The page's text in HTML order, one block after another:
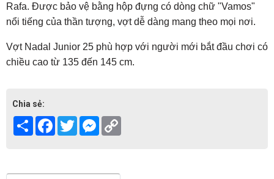
Rafa. Được bảo vệ bằng hộp đựng có dòng chữ "Vamos"
nổi tiếng của thần tượng, vợt dễ dàng mang theo mọi nơi.
Vợt Nadal Junior 25 phù hợp với người mới bắt đầu chơi có
chiều cao từ 135 đến 145 cm.
Chia sẻ:
Share Facebook
TwitterMessenger